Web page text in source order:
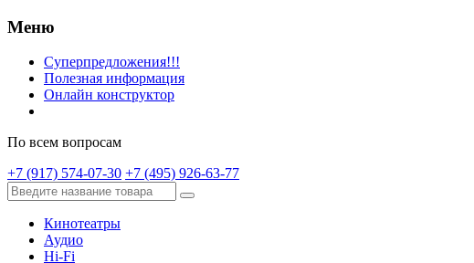
Меню
Суперпредложения!!!
Полезная информация
Онлайн конструктор
По всем вопросам
+7 (917) 574-07-30 +7 (495) 926-63-77
Кинотеатры
Аудио
Hi-Fi